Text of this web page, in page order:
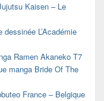
Kaisen – Le
dessinée L’Académie
Ramen Akaneko T7
manga Bride Of The
France – Belgique